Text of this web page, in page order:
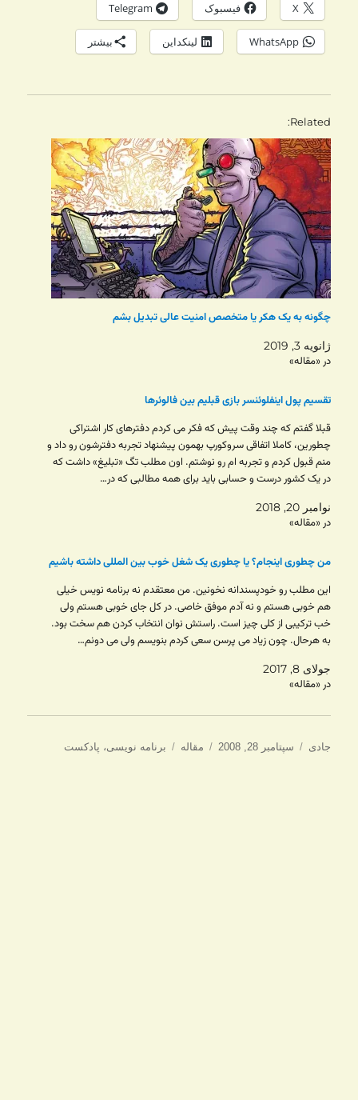
X فیسبوک Telegram
WhatsApp لینکداین بیشتر
Related
چگونه به یک هکر یا متخصص امنیت عالی تبدیل بشم
ژانویه 3, 2019
در «مقاله»
تقسیم پول اینفلوئنسر بازی قبلیم بین فالوئرها
قبلا گفتم که چند وقت پیش که فکر می کردم دفترهای کار اشتراکی
چطورین، کاملا اتفاقی سروکورپ بهمون پیشنهاد تجربه دفترشون رو داد و
منم قبول کردم و تجربه ام رو نوشتم. اون مطلب تگ «تبلیغ» داشت که
در یک کشور درست و حسابی باید برای همه مطالبی که در…
نوامبر 20, 2018
در «مقاله»
من چطوری اینجام؟ یا چطوری یک شغل خوب بین المللی داشته باشیم
این مطلب رو خودپسندانه نخونین. من معتقدم نه برنامه نویس خیلی
هم خوبی هستم و نه آدم موفق خاصی. در کل جای خوبی هستم ولی
خب ترکیبی از کلی چیز است. راستش نوان انتخاب کردن هم سخت بود.
به هرحال. چون زیاد می پرسن سعی کردم بنویسم ولی می دونم…
جولای 8, 2017
در «مقاله»
نویسنده
جادی
ارسال
سپتامبر 28, 2008 دسته‌ها
مقاله برچسب‌ها
برنامه نویسی، پادکست